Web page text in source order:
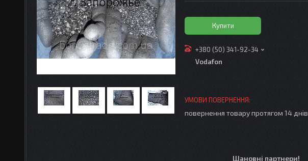
Купити
+380 (50) 341-92-34
Vodafon
повернення товару протягом 14 днів
Шановні партнери!